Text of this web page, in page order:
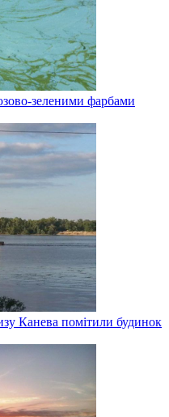
зеленими фарбами
Канева помітили будинок